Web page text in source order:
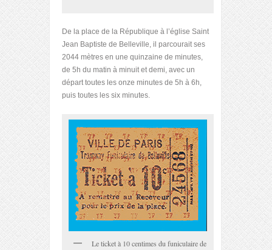
De la place de la République à l’église Saint
Jean Baptiste de Belleville, il parcourait ses
2044 mètres en une quinzaine de minutes,
de 5h du matin à minuit et demi, avec un
départ toutes les onze minutes de 5h à 6h,
puis toutes les six minutes.
Le ticket à 10 centimes du funiculaire de